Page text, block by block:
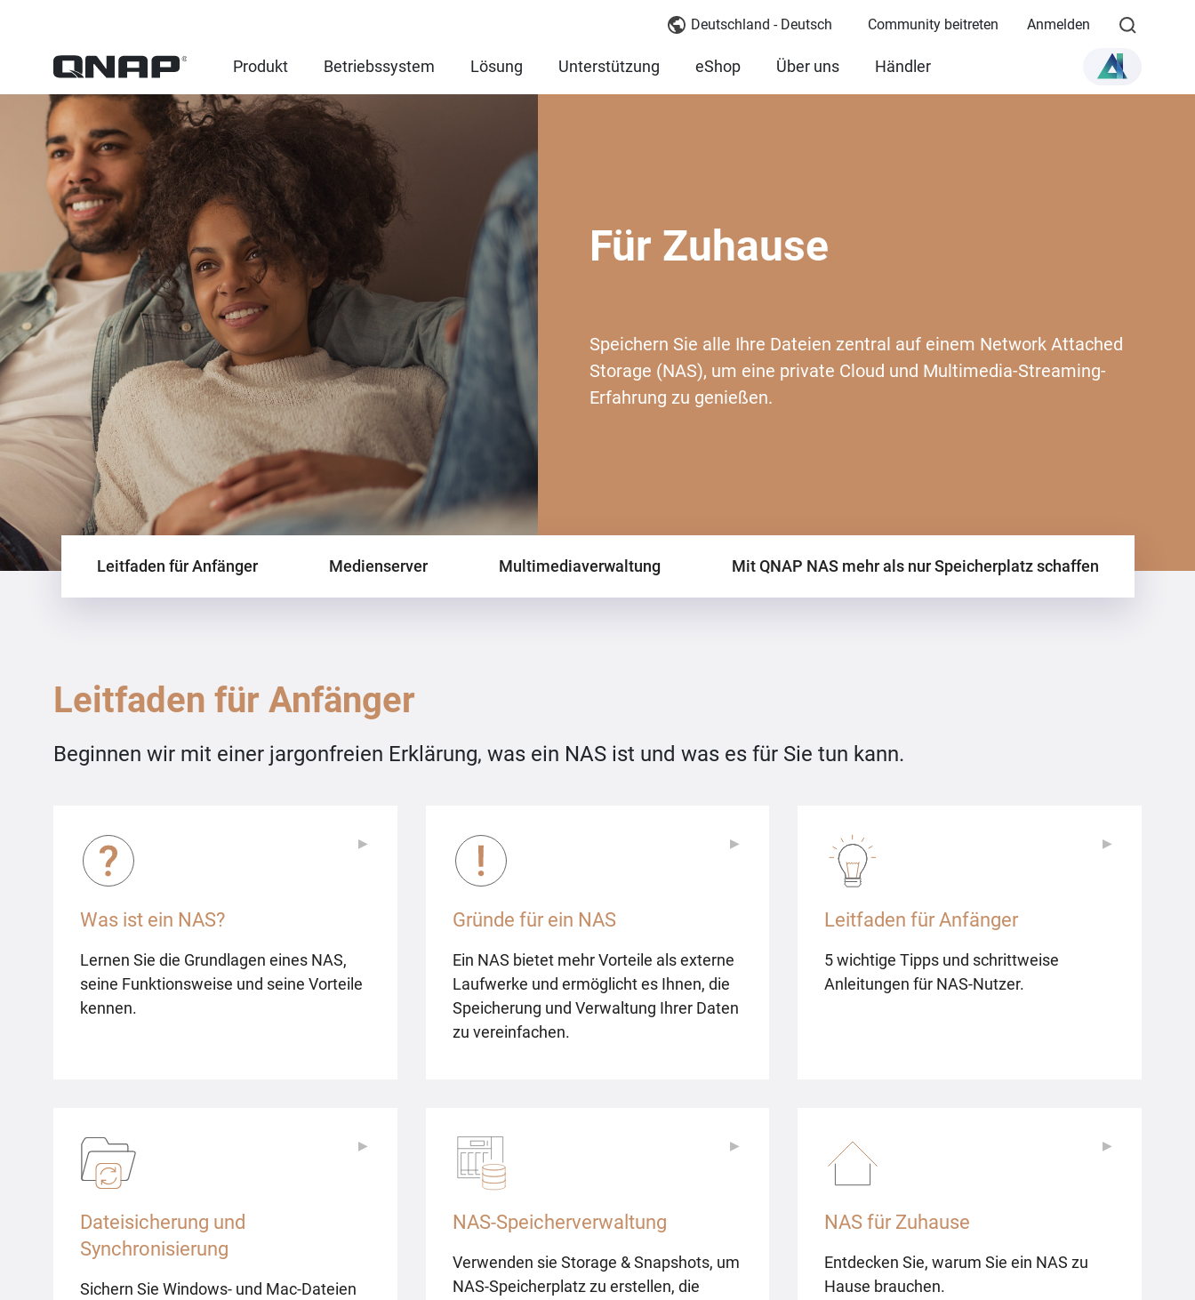
Deutschland - Deutsch Community beitreten Anmelden
Produkt Betriebssystem Lösung Unterstützung eShop Über uns Händler
Für Zuhause
Speichern Sie alle Ihre Dateien zentral auf einem Network Attached
Storage (NAS), um eine private Cloud und Multimedia-Streaming-
Erfahrung zu genießen.
Leitfaden für Anfänger Medienserver Multimediaverwaltung Mit QNAP NAS mehr als nur Speicherplatz schaffen
Leitfaden für Anfänger
Beginnen wir mit einer jargonfreien Erklärung, was ein NAS ist und was es für Sie tun kann.
Was ist ein NAS?
Lernen Sie die Grundlagen eines NAS,
seine Funktionsweise und seine Vorteile
kennen.
▶
Gründe für ein NAS
Ein NAS bietet mehr Vorteile als externe
Laufwerke und ermöglicht es Ihnen, die
Speicherung und Verwaltung Ihrer Daten
zu vereinfachen.
▶
Leitfaden für Anfänger
5 wichtige Tipps und schrittweise
Anleitungen für NAS-Nutzer.
▶
Dateisicherung und
Synchronisierung
Sichern Sie Windows- und Mac-Dateien
▶
NAS-Speicherverwaltung
Verwenden sie Storage & Snapshots, um
NAS-Speicherplatz zu erstellen, die
▶
NAS für Zuhause
Entdecken Sie, warum Sie ein NAS zu
Hause brauchen.
▶